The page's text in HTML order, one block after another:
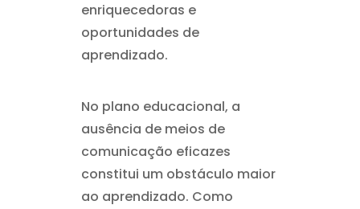
enriquecedoras e
oportunidades de
aprendizado.
No plano educacional, a
ausência de meios de
comunicação eficazes
constitui um obstáculo maior
ao aprendizado. Como